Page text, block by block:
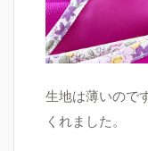
生地は薄いので
くれました。